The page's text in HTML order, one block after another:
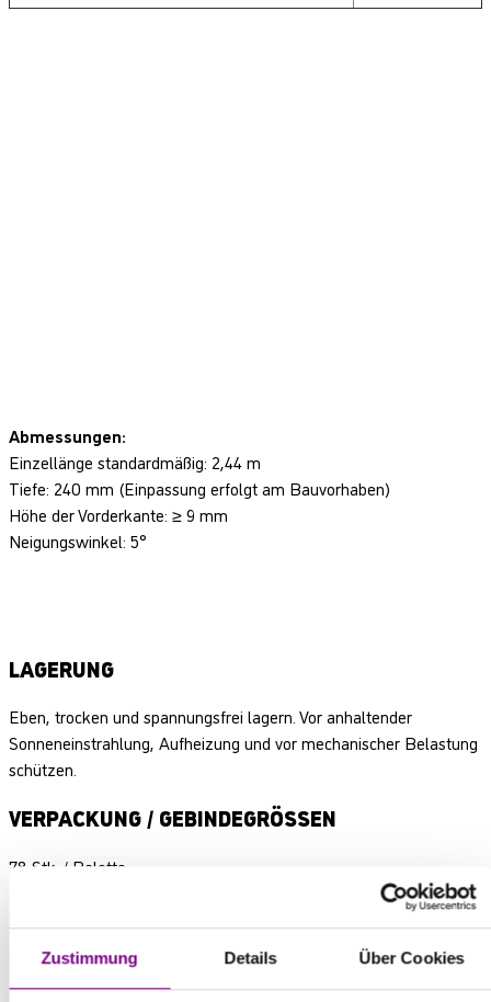
Zustimmung Details Über Cookies
Abmessungen:
Einzellänge standardmäßig: 2,44 m
Tiefe: 240 mm (Einpassung erfolgt am Bauvorhaben)
Höhe der Vorderkante: ≥ 9 mm
Neigungswinkel: 5°
LAGERUNG
Eben, trocken und spannungsfrei lagern. Vor anhaltender
Sonneneinstrahlung, Aufheizung und vor mechanischer Belastung
schützen.
VERPACKUNG / GEBINDEGRÖSSEN
78 Stk. / Palette